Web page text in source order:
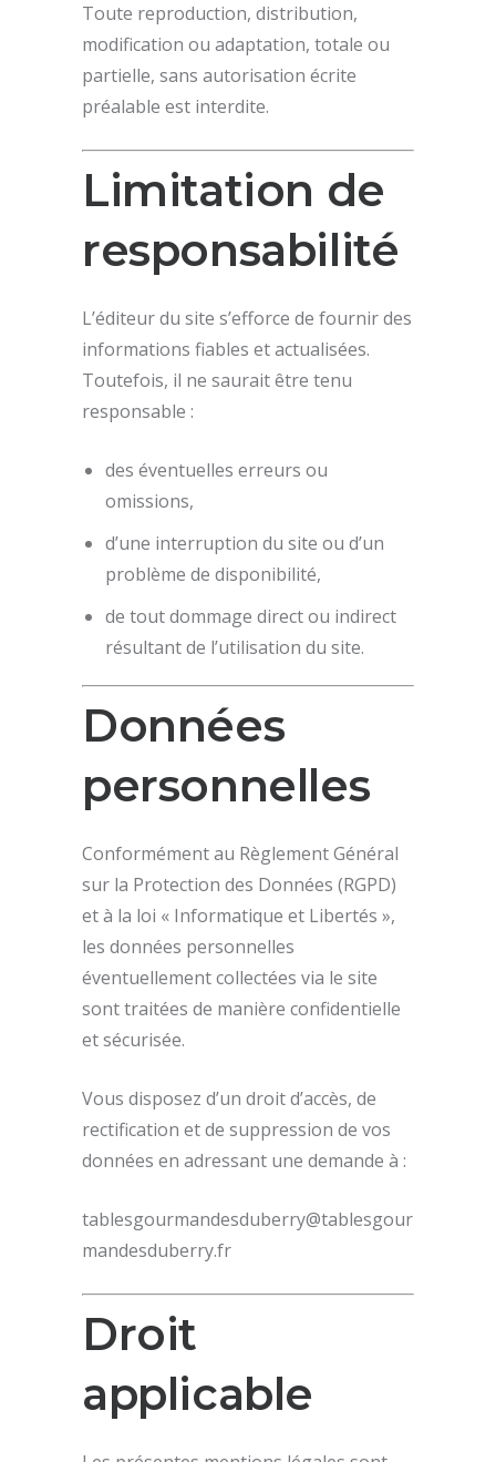
Toute reproduction, distribution,
modification ou adaptation, totale ou
partielle, sans autorisation écrite
préalable est interdite.
Limitation de
responsabilité
L’éditeur du site s’efforce de fournir des
informations fiables et actualisées.
Toutefois, il ne saurait être tenu
responsable :
des éventuelles erreurs ou
omissions,
d’une interruption du site ou d’un
problème de disponibilité,
de tout dommage direct ou indirect
résultant de l’utilisation du site.
Données
personnelles
Conformément au Règlement Général
sur la Protection des Données (RGPD)
et à la loi « Informatique et Libertés »,
les données personnelles
éventuellement collectées via le site
sont traitées de manière confidentielle
et sécurisée.
Vous disposez d’un droit d’accès, de
rectification et de suppression de vos
données en adressant une demande à :
tablesgourmandesduberry@tablesgour
mandesduberry.fr
Droit
applicable